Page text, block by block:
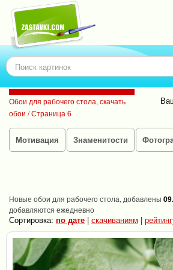
Обои для рабочего стола, скачать
обои / Страница 6
Мотивация Знаменитости
Новые обои для рабочего стола, добавлены
добавляются ежедневно
Сортировка: по дате | скачиваниям |